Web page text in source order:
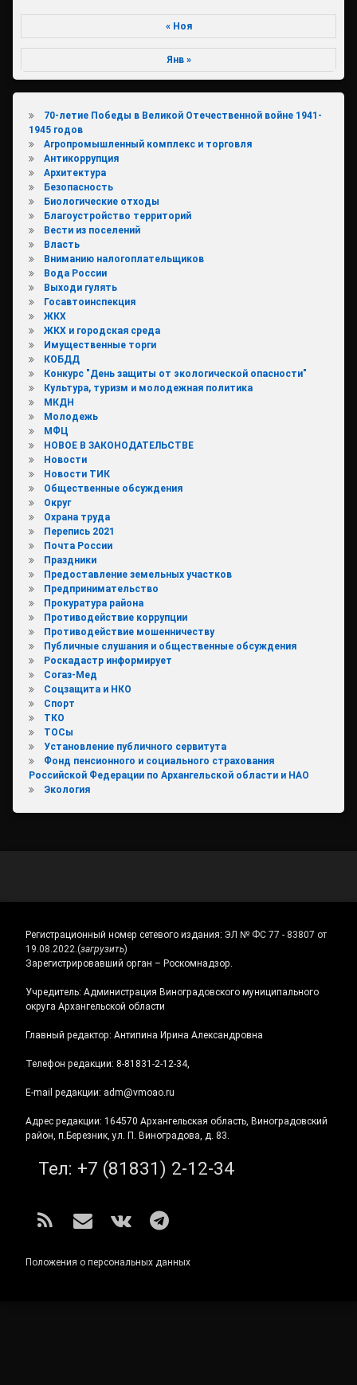
« Ноя
Янв »
70-летие Победы в Великой Отечественной войне 1941-
1945 годов
Агропромышленный комплекс и торговля
Антикоррупция
Архитектура
Безопасность
Биологические отходы
Благоустройство территорий
Вести из поселений
Власть
Вниманию налогоплательщиков
Вода России
Выходи гулять
Госавтоинспекция
ЖКХ
ЖКХ и городская среда
Имущественные торги
КОБДД
Конкурс "День защиты от экологической опасности"
Культура, туризм и молодежная политика
МКДН
Молодежь
МФЦ
НОВОЕ В ЗАКОНОДАТЕЛЬСТВЕ
Новости
Новости ТИК
Общественные обсуждения
Округ
Охрана труда
Перепись 2021
Почта России
Праздники
Предоставление земельных участков
Предпринимательство
Прокуратура района
Противодействие коррупции
Противодействие мошенничеству
Публичные слушания и общественные обсуждения
Роскадастр информирует
Согаз-Мед
Соцзащита и НКО
Спорт
ТКО
ТОСы
Установление публичного сервитута
Фонд пенсионного и социального страхования
Российской Федерации по Архангельской области и НАО
Экология
Регистрационный номер сетевого издания: ЭЛ № ФС 77 - 83807 от
19.08.2022.(загрузить)
Зарегистрировавший орган – Роскомнадзор.
Учредитель: Администрация Виноградовского муниципального
округа Архангельской области
Главный редактор: Антипина Ирина Александровна
Телефон редакции: 8-81831-2-12-34,
E-mail редакции: adm@vmoao.ru
Адрес редакции: 164570 Архангельская область, Виноградовский
район, п.Березник, ул. П. Виноградова, д. 83.
Тел: +7 (81831) 2-12-34
RSS E-mailВКонтакте
Telegram
Положения о персональных данных